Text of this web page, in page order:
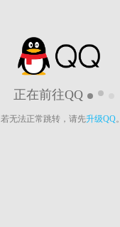
正在前往QQ
若无法正常跳转，请先升级QQ。